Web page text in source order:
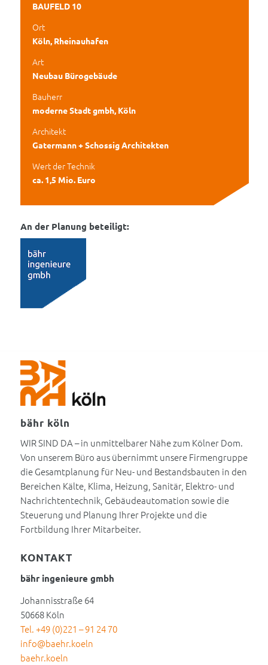
BAUFELD 10
Ort
Köln, Rheinauhafen
Art
Neubau Bürogebäude
Bauherr
moderne Stadt gmbh, Köln
Architekt
Gatermann + Schossig Architekten
Wert der Technik
ca. 1,5 Mio. Euro
An der Planung beteiligt:
bähr köln
WIR SIND DA – in unmittelbarer Nähe zum Kölner Dom.
Von unserem Büro aus übernimmt unsere Firmengruppe
die Gesamtplanung für Neu- und Bestandsbauten in den
Bereichen Kälte, Klima, Heizung, Sanitär, Elektro- und
Nachrichtentechnik, Gebäudeautomation sowie die
Steuerung und Planung Ihrer Projekte und die
Fortbildung Ihrer Mitarbeiter.
KONTAKT
bähr ingenieure gmbh
Johannisstraße 64
50668 Köln
Tel. +49 (0)221 – 91 24 70
info@baehr.koeln
baehr.koeln